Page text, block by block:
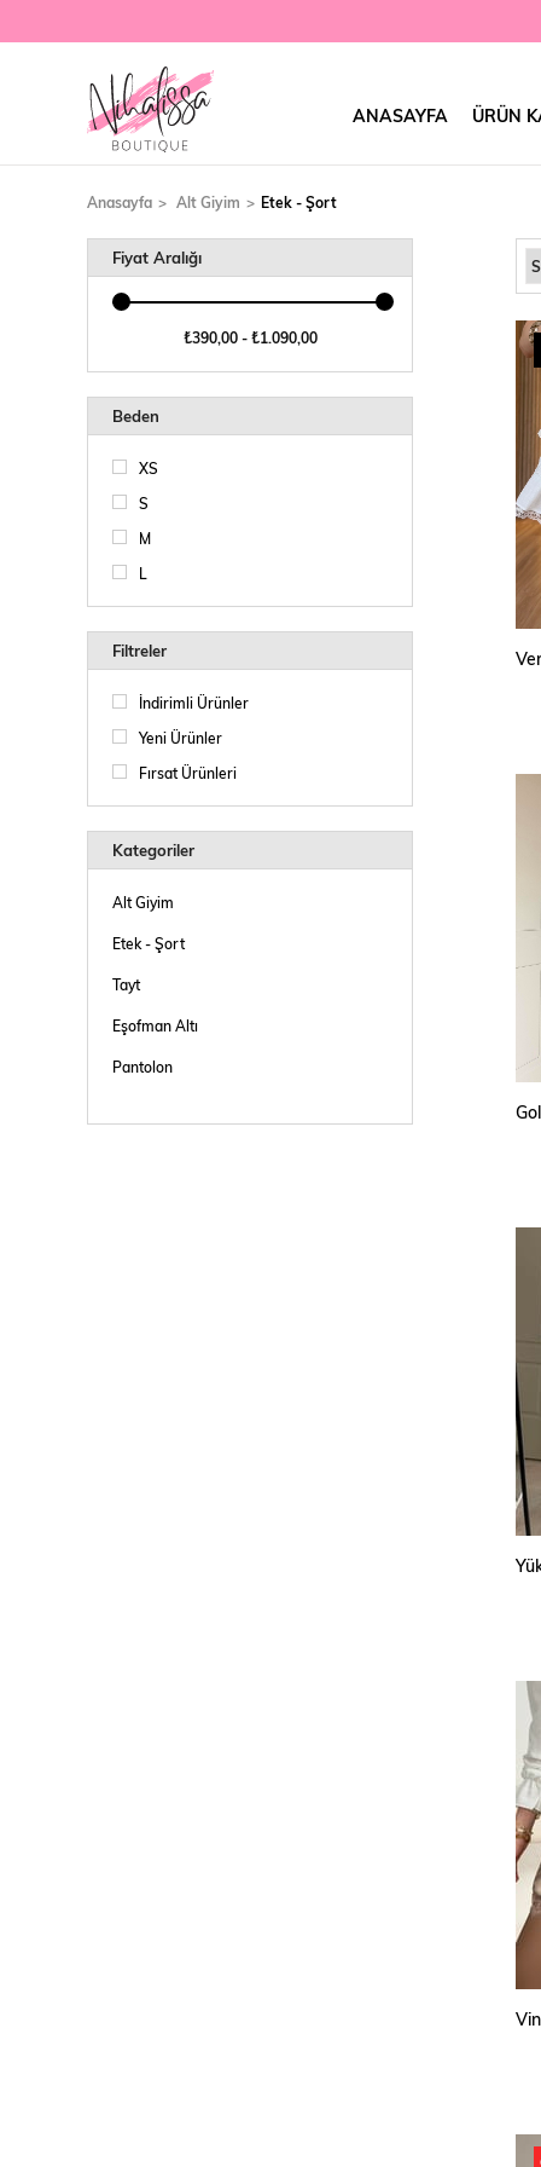
ANASAYFA ÜRÜN
Anasayfa Alt Giyim Etek - Şort
Fiyat Aralığı
₺390,00 - ₺1.090,00
Beden
XS
S
M
L
Filtreler
İndirimli Ürünler
Yeni Ürünler
Fırsat Ürünleri
Kategoriler
Alt Giyim
Etek - Şort
Tayt
Eşofman Altı
Pantolon